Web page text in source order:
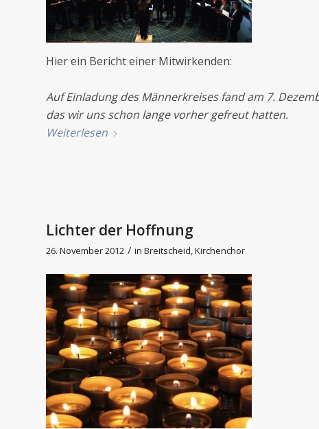
Hier ein Bericht einer Mitwirkenden:
Auf Einladung des Männerkreises fand am 7.
das wir uns schon lange vorher gefreut hatten.
Weiterlesen
Lichter der Hoffnung
26. November 2012 / in Breitscheid Kirchenchor